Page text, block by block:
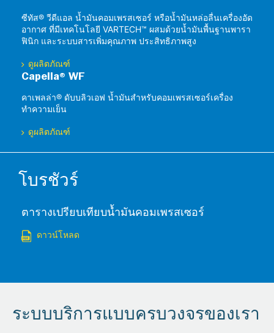
ซีทัส® วีดีแอล น้ำมันคอมเพรสเซอร์ หรือน้ำมันหล่อลื่นเครื่องอัด
อากาศ ที่มีเทคโนโลยี VARTECH™ ผสมด้วยน้ำมันพื้นฐานพารา
ฟินิก และระบบสารเพิ่มคุณภาพ ประสิทธิภาพสูง
ดูผลิตภัณฑ์
Capella® WF
คาเพลล่า® ดับบลิวเอฟ น้ำมันสำหรับคอมเพรสเซอร์เครื่อง
ทำความเย็น
ดูผลิตภัณฑ์
โบรชัวร์
ตารางเปรียบเทียบน้ำมันคอมเพรสเซอร์
ดาวน์โหลด
ระบบบริการแบบครบวงจรของเรา